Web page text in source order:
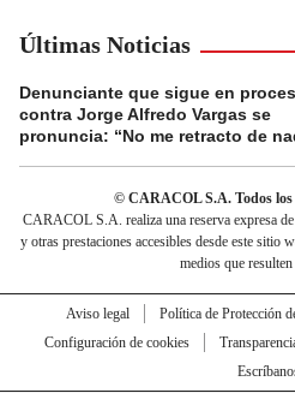
Últimas Noticias
Denunciante que sigue en
contra Jorge Alfredo Vargas se
pronuncia: “No me retracto de
© CARACOL S.A. Todos los
CARACOL S.A. realiza una reserva expresa
y otras prestaciones accesibles desde este sitio
medios que resulten
Aviso legal Política de Protección
Configuración de cookies